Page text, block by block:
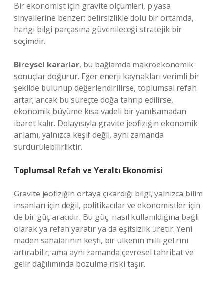
Bir ekonomist için gravite ölçümleri, piyasa
sinyallerine benzer: belirsizlikle dolu bir ortamda,
hangi bilgi parçasına güvenileceği stratejik bir
seçimdir.
Bireysel kararlar, bu bağlamda makroekonomik
sonuçlar doğurur. Eğer enerji kaynakları verimli bir
şekilde bulunup değerlendirilirse, toplumsal refah
artar; ancak bu süreçte doğa tahrip edilirse,
ekonomik büyüme kısa vadeli bir yanılsamadan
ibaret kalır. Dolayısıyla gravite jeofiziğin ekonomik
anlamı, yalnızca keşif değil, aynı zamanda
sürdürülebilirliktir.
Toplumsal Refah ve Yeraltı Ekonomisi
Gravite jeofiziğin ortaya çıkardığı bilgi, yalnızca bilim
insanları için değil, politikacılar ve ekonomistler için
de bir güç aracıdır. Bu güç, nasıl kullanıldığına bağlı
olarak ya refah yaratır ya da eşitsizlik üretir. Yeni
maden sahalarının keşfi, bir ülkenin milli gelirini
artırabilir; ama aynı zamanda çevresel tahribat ve
gelir dağılımında bozulma riski taşır.